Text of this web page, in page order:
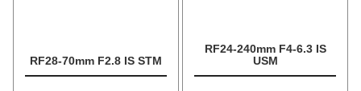
RF28-70mm F2.8 IS STM
RF24-240mm F4-6.3 IS
USM